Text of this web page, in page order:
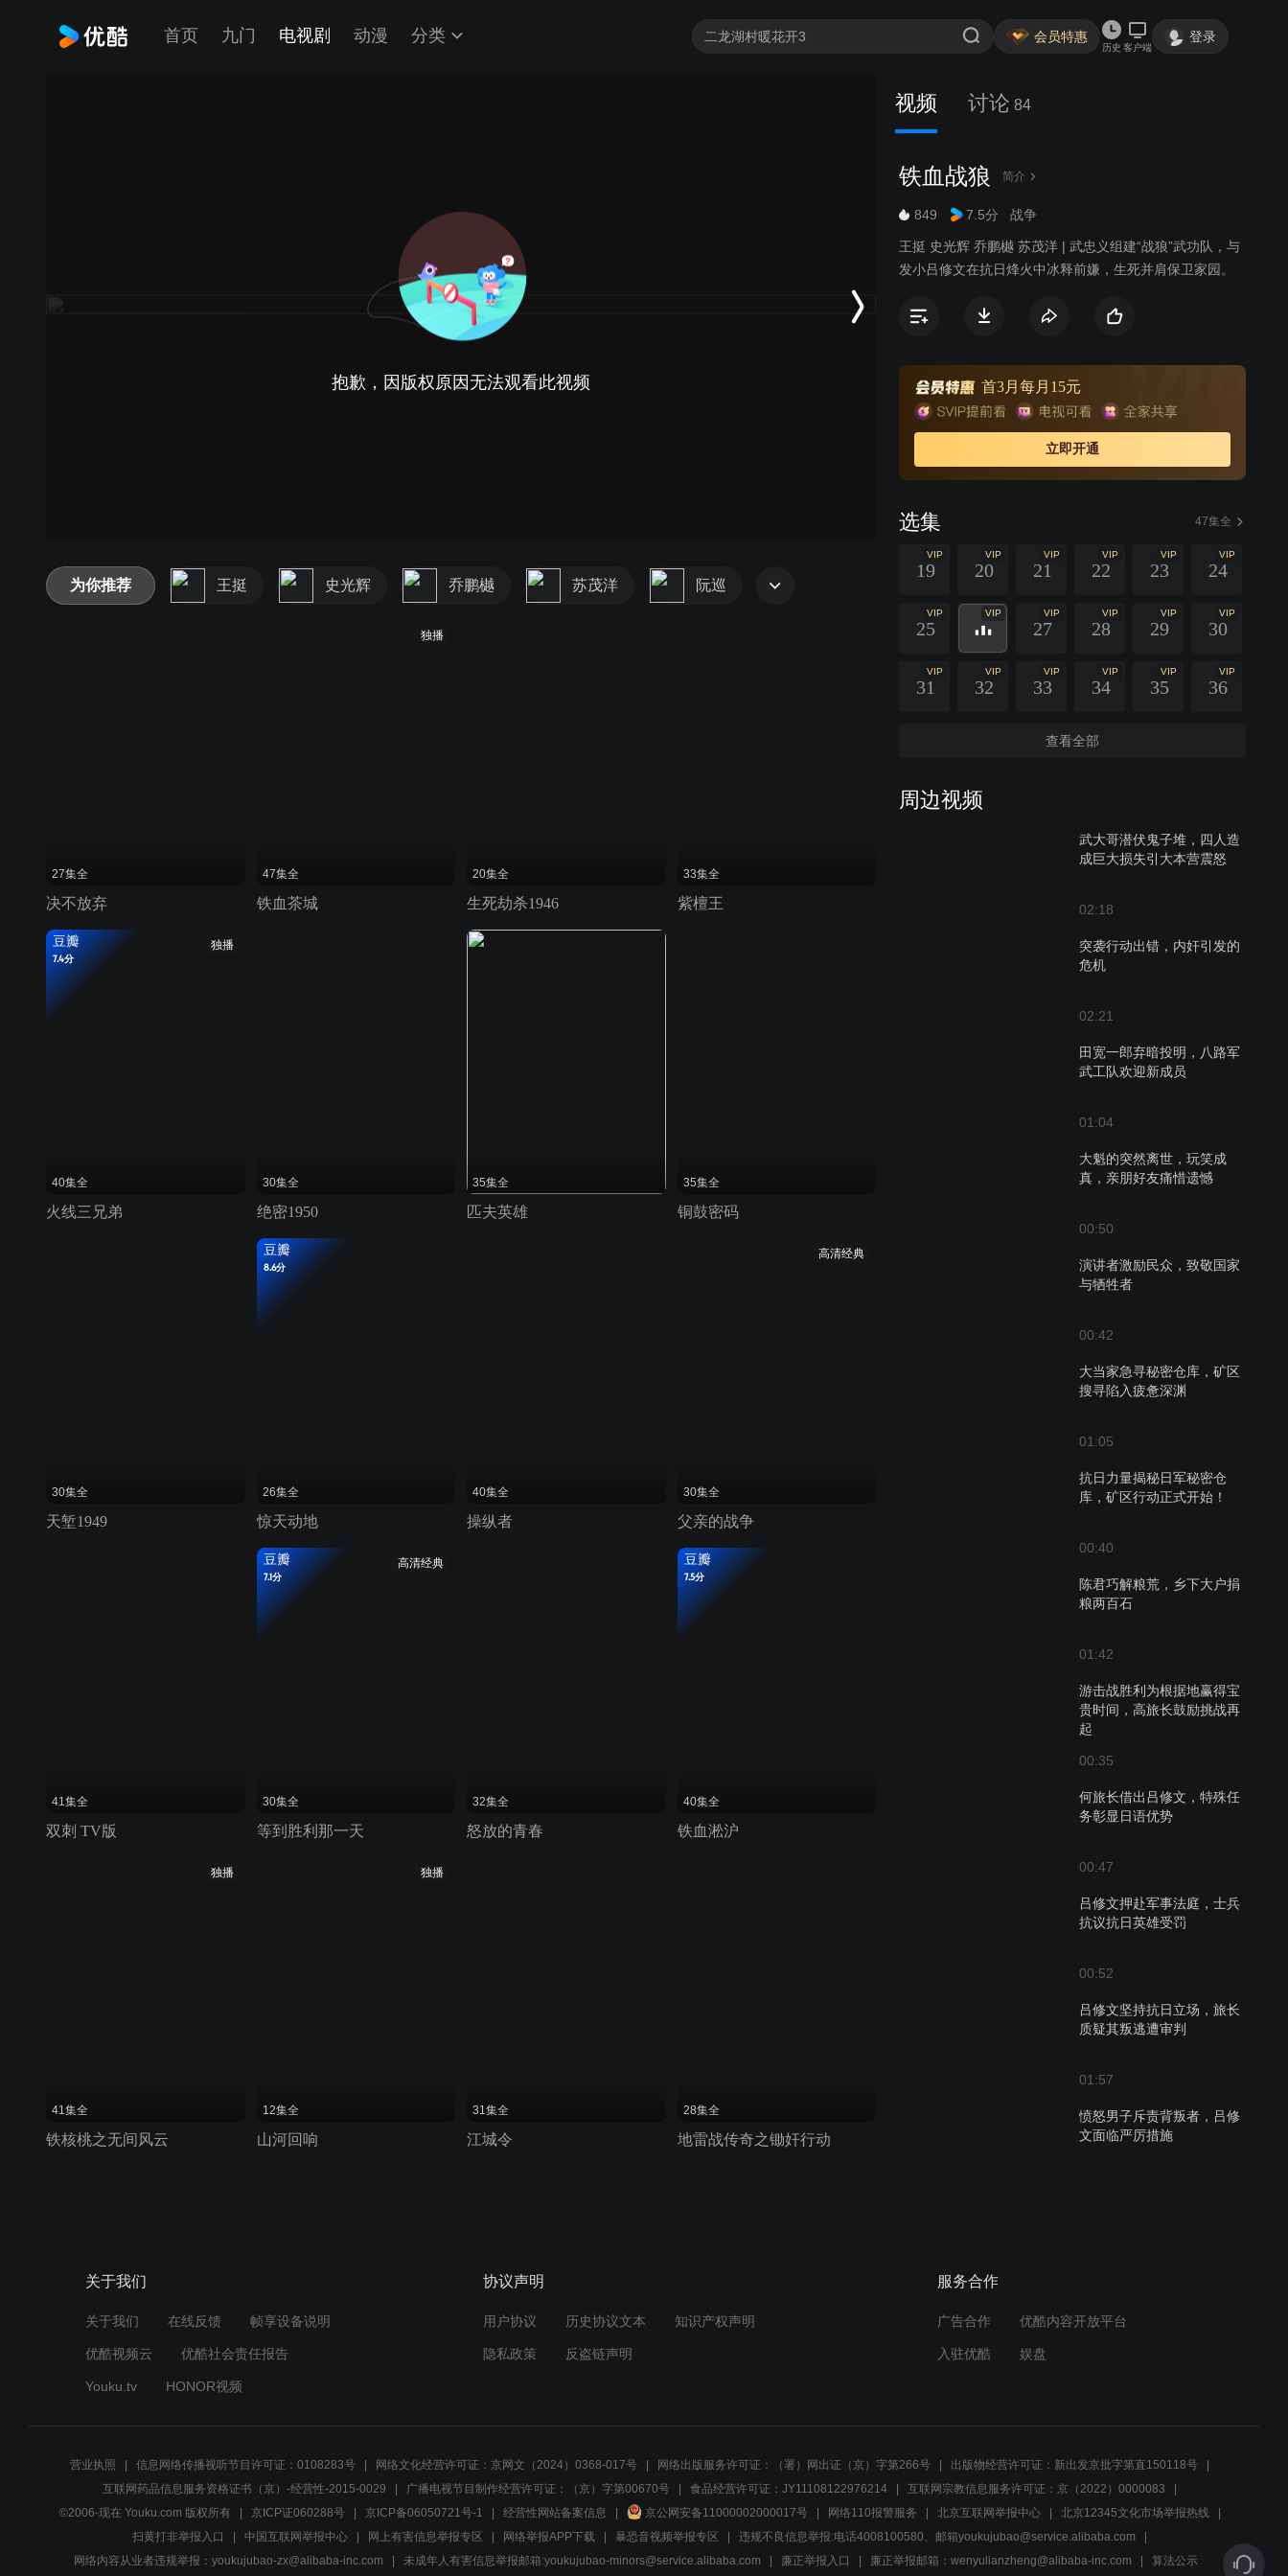
首页 九门 电视剧 动漫 分类 会员特惠
历史 客户端
登录
抱歉，因版权原因无法观看此视频
视频 讨论 84
铁血战狼 简介
849 7.5分 战争
王挺 史光辉 乔鹏樾 苏茂洋 | 武忠义组建“战狼”武功队，与
发小吕修文在抗日烽火中冰释前嫌，生死并肩保卫家园。
首3月每月15元
立即开通
选集 47集全
VIP
19
VIP
20
VIP
21
VIP
22
VIP
23
VIP
24
VIP
25
VIP VIP
27
VIP
28
VIP
29
VIP
30
VIP
31
VIP
32
VIP
33
VIP
34
VIP
35
VIP
36
查看全部
周边视频
武大哥潜伏鬼子堆，四人造
成巨大损失引大本营震怒
02:18
突袭行动出错，内奸引发的
危机
02:21
田宽一郎弃暗投明，八路军
武工队欢迎新成员
01:04
大魁的突然离世，玩笑成
真，亲朋好友痛惜遗憾
00:50
演讲者激励民众，致敬国家
与牺牲者
00:42
大当家急寻秘密仓库，矿区
搜寻陷入疲惫深渊
01:05
抗日力量揭秘日军秘密仓
库，矿区行动正式开始！
00:40
陈君巧解粮荒，乡下大户捐
粮两百石
01:42
游击战胜利为根据地赢得宝
贵时间，高旅长鼓励挑战再
起
00:35
何旅长借出吕修文，特殊任
务彰显日语优势
00:47
吕修文押赴军事法庭，士兵
抗议抗日英雄受罚
00:52
吕修文坚持抗日立场，旅长
质疑其叛逃遭审判
01:57
愤怒男子斥责背叛者，吕修
文面临严厉措施
青韭姐痛失李医生，铁大当
01:37
台上的女人不是李医生，众
人混乱寻找武队长
为你推荐 王挺 史光辉 乔鹏樾 苏茂洋 阮巡
27集全
决不放弃
独播
47集全
铁血茶城
20集全
生死劫杀1946
33集全
紫檀王
独播
豆瓣
7.4分
40集全
火线三兄弟
30集全
绝密1950
35集全
匹夫英雄
35集全
铜鼓密码
30集全
天堑1949
豆瓣
8.6分
26集全
惊天动地
40集全
操纵者
高清经典
30集全
父亲的战争
41集全
双刺 TV版
高清经典
豆瓣
7.1分
30集全
等到胜利那一天
32集全
怒放的青春
豆瓣
7.5分
40集全
铁血淞沪
独播
41集全
铁核桃之无间风云
独播
12集全
山河回响
31集全
江城令
28集全
地雷战传奇之锄奸行动
关于我们
关于我们 在线反馈 帧享设备说明
优酷视频云 优酷社会责任报告
Youku.tv HONOR视频
协议声明
用户协议 历史协议文本 知识产权声明
隐私政策 反盗链声明
服务合作
广告合作 优酷内容开放平台
入驻优酷 娱盘
营业执照 信息网络传播视听节目许可证：0108283号 网络文化经营许可证：京网文（2024）0368-017号 网络出版服务许可证：（署）网出证（京）字第266号
出版物经营许可证：新出发京批字第直150118号
互联网药品信息服务资格证书（京）-经营性-2015-0029
广播电视节目制作经营许可证：（京）字第00670号 食品经营许可证：JY11108122976214
互联网宗教信息服务许可证：京（2022）0000083
©2006-现在 Youku.com 版权所有
京ICP证060288号 京ICP备06050721号-1 经营性网站备案信息 京公网安备11000002000017号 网络110报警服务 北京互联网举报中心
北京12345文化市场举报热线
扫黄打非举报入口
中国互联网举报中心 网上有害信息举报专区 网络举报APP下载 暴恐音视频举报专区
违规不良信息举报:电话4008100580、邮箱youkujubao@service.alibaba.com
网络内容从业者违规举报：youkujubao-zx@alibaba-inc.com
未成年人有害信息举报邮箱:youkujubao-minors@service.alibaba.com 廉正举报入口 廉正举报邮箱：wenyulianzheng@alibaba-inc.com 算法公示